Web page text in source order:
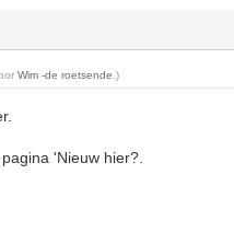
Wim -de roetsende .)
'Nieuw hier?.